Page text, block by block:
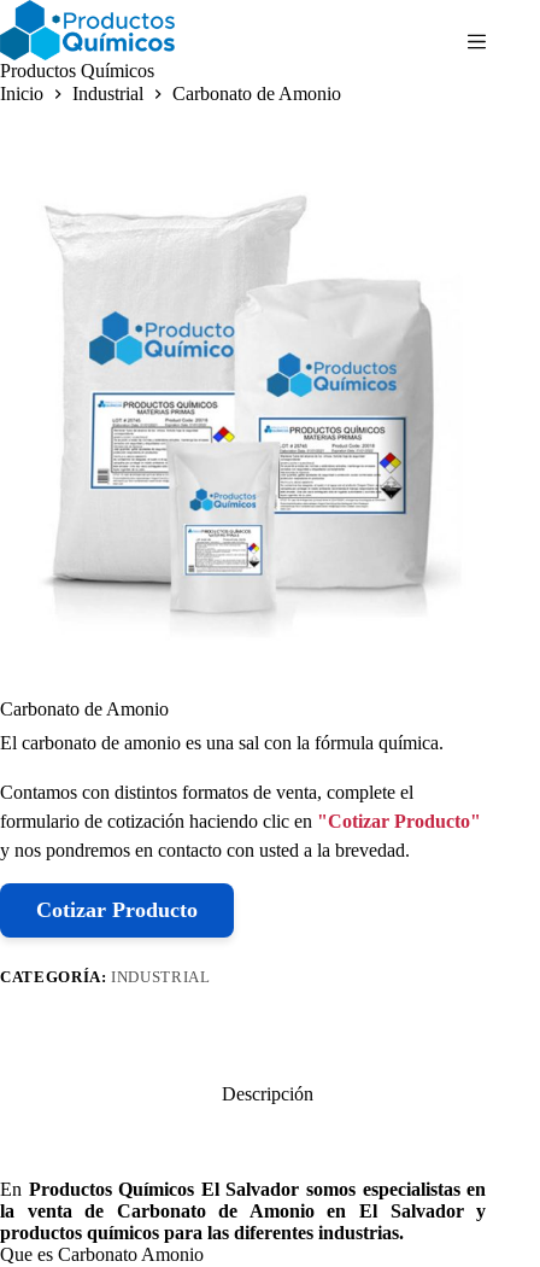
Saltar
al
contenido
Productos Químicos
Inicio
Industrial Carbonato de Amonio
Carbonato de Amonio
El carbonato de amonio es una sal con la fórmula química.
Contamos con distintos formatos de venta, complete el
formulario de cotización haciendo clic en "Cotizar Producto"
y nos pondremos en contacto con usted a la brevedad.
Cotizar Producto
CATEGORÍA:INDUSTRIAL
Descripción
En Productos Químicos El Salvador somos especialistas en
la venta de Carbonato de Amonioen El Salvador y
productos químicos para las diferentes industrias.
Que es Carbonato Amonio